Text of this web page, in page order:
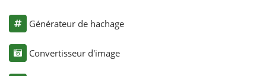
Générateur de hachage
Convertisseur d'image